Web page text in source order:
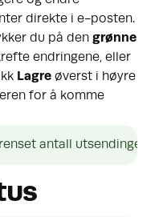
direkte i e-posten.
du på den grønne
endringene, eller
Lagre øverst i høyre
for å komme
antall utsendinger